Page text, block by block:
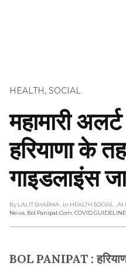
HEALTH, SOCIAL
महामारी
हरियाणा के
गाइडलाइंस
By LALIT SHARMA , In HEALTH SOCIAL ,
News Bol Panipat.com COVID
BOL PANIPAT : हरियाणा